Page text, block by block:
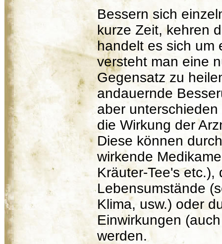
Bessern sich
kurze Zeit, kehren
handelt es sich um
versteht man eine
Gegensatz zu
andauernde
aber
die Wirkung der
Diese können
wirkende
Kräuter-Tee's
Lebensumstände
Klima, usw.) oder
Einwirkungen
werden.